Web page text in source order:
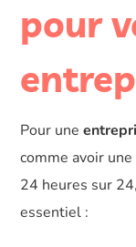
pour
Pour une
comme avoir
24 heures sur
essentiel :